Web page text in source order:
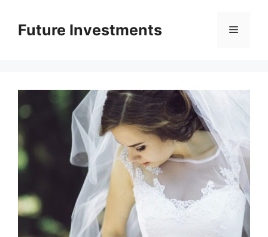
вмістуFuture Investments Меню